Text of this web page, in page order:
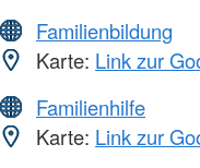
Familienbildung
Karte: Link zur
Familienhilfe
Karte: Link zur